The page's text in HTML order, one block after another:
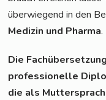
über­wie­gend in den
Medi­zin und Phar­ma.
Die
pro­fes­sio­nel­le
die als